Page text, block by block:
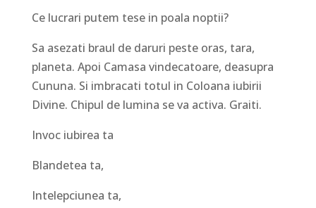
Ce lucrari putem tese in poala noptii?
Sa asezati braul de daruri peste oras, tara,
planeta. Apoi Camasa vindecatoare, deasupra
Cununa. Si imbracati totul in Coloana iubirii
Divine. Chipul de lumina se va activa. Graiti.
Invoc iubirea ta
Blandetea ta,
Intelepciunea ta,